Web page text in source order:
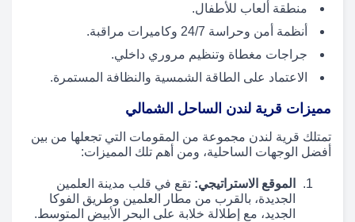
منطقة ألعاب للأطفال.
أنظمة أمن وحراسة 24/7 وكاميرات مراقبة.
جراجات مغطاة وتنظيم مروري داخلي.
الاعتماد على الطاقة الشمسية والنظافة المستمرة.
مميزات قرية لندن الساحل الشمالي
تمتلك قرية لندن مجموعة من المقومات التي تجعلها من بين
أفضل الوجهات الساحلية، ومن أهم تلك المميزات:
الموقع الاستراتيجي: تقع في قلب مدينة العلمين
الجديدة، بالقرب من مطار العلمين وطريق الفوكا
الجديد، مع إطلالة خلابة على البحر الأبيض المتوسط.